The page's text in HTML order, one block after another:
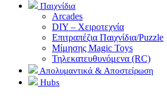
Παιχνίδια
Arcades
DIY – Χειροτεχνία
Επιτραπέζια Παιχνίδια/Puzzle
Μίμησης Magic Toys
Τηλεκατευθυνόμενα (RC)
Απολυμαντικά & Αποστείρωση
Hubs